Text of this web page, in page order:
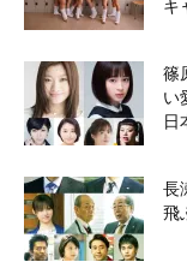
キ
篠
い
日
長
飛